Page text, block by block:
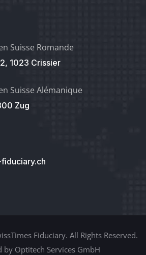
Suisse Romande
1023 Crissier
Suisse Alémanique
Zug
Fiduciary. All Rights Reserved.
by Optitech Services GmbH